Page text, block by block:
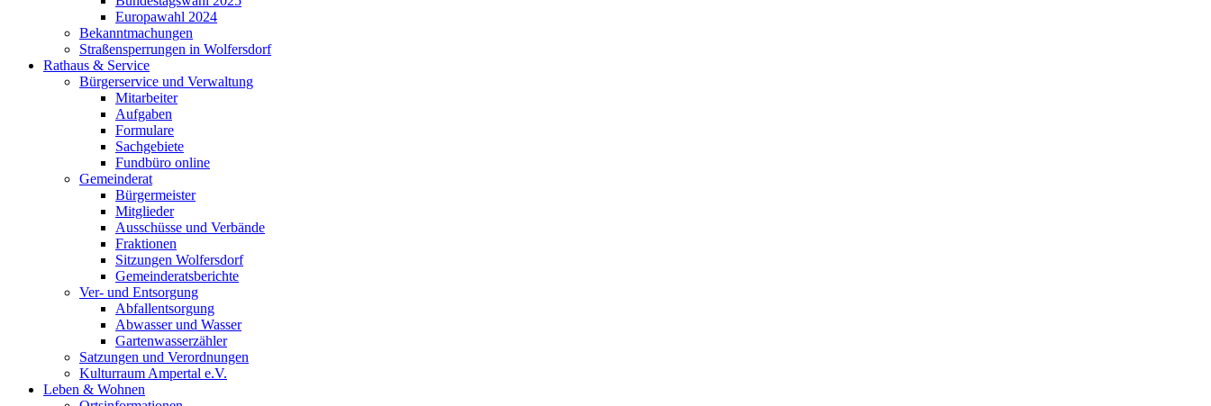
Europawahl 2024
Bekanntmachungen
Straßensperrungen in Wolfersdorf
Rathaus & Service
Bürgerservice und Verwaltung
Mitarbeiter
Aufgaben
Formulare
Sachgebiete
Fundbüro online
Gemeinderat
Bürgermeister
Mitglieder
Ausschüsse und Verbände
Fraktionen
Sitzungen Wolfersdorf
Gemeinderatsberichte
Ver- und Entsorgung
Abfallentsorgung
Abwasser und Wasser
Gartenwasserzähler
Satzungen und Verordnungen
Kulturraum Ampertal e.V.
Leben & Wohnen